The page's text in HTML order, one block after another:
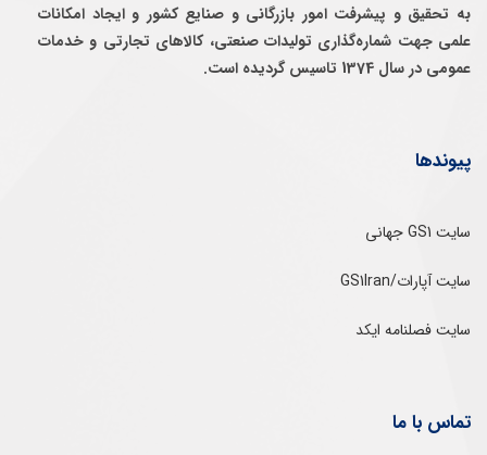
به تحقيق و پيشرفت امور بازرگانی و صنايع كشور و ايجاد امكانات
علمی جهت شماره‌گذاری توليدات صنعتی، كالاهای تجارتی و خدمات
عمومی در سال 1374 تاسيس گرديده است.
پیوندها
سایت GS1 جهانی
سایت آپارات/GS1Iran
سایت فصلنامه ایکد
تماس با ما